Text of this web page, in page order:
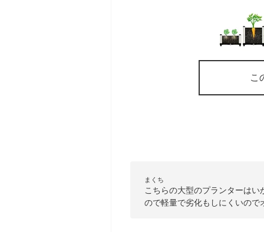
こ
まくち
こちらの大型のプランターは
ので軽量で劣化もしにくいので